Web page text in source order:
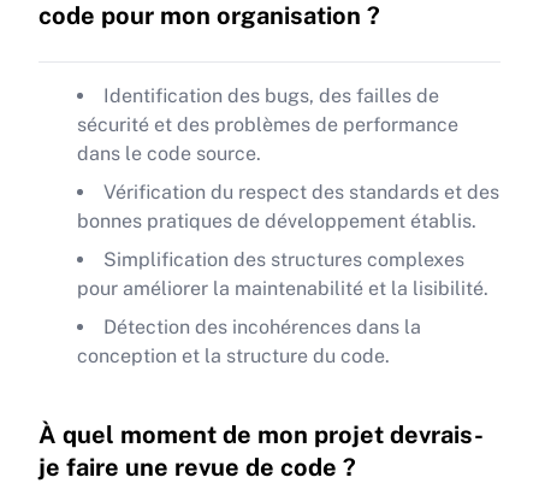
code pour mon organisation ?
Identification des bugs, des failles de
sécurité et des problèmes de performance
dans le code source.
Vérification du respect des standards et des
bonnes pratiques de développement établis.
Simplification des structures complexes
pour améliorer la maintenabilité et la lisibilité.
Détection des incohérences dans la
conception et la structure du code.
À quel moment de mon projet devrais-
je faire une revue de code ?